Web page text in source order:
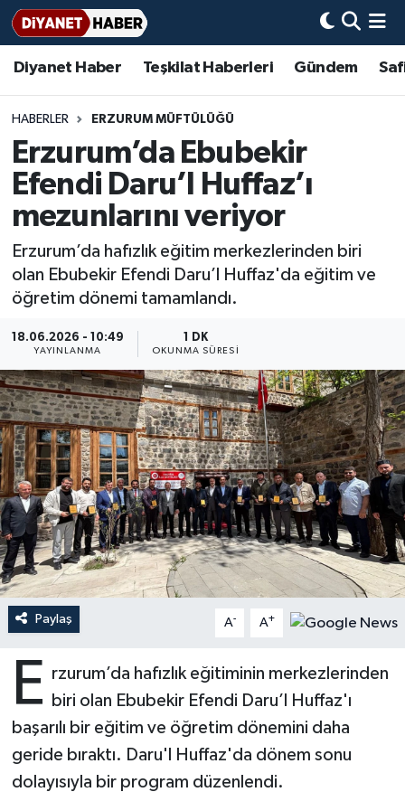
Diyanet Haber Teşkilat Haberleri Gündem
HABERLER ERZURUM MÜFTÜLÜĞÜ
Erzurum’da Ebubekir
Efendi Daru’l Huffaz’ı
mezunlarını veriyor
Erzurum’da hafızlık eğitim merkezlerinden biri
olan Ebubekir Efendi Daru’l Huffaz'da eğitim ve
öğretim dönemi tamamlandı.
18.06.2026 - 10:49
YAYINLANMA
1 DK
OKUNMA SÜRESI
Paylaş A- A+
E rzurum’da hafızlık eğitiminin merkezlerinden
biri olan Ebubekir Efendi Daru’l Huffaz'ı
başarılı bir eğitim ve öğretim dönemini daha
geride bıraktı. Daru'l Huffaz'da dönem sonu
dolayısıyla bir program düzenlendi.
Diyanet Haber
Teşkilat Haberleri
Adana Müftülüğü
Adıyaman Müftülüğü
Afyonkarahisar Müftülüğü
Ağrı Müftülüğü
Aksaray Müftülüğü
Amasya Müftülüğü
Ankara Müftülüğü
Antalya Müftülüğü
Ardahan Müftülüğü
Artvin Müftülüğü
Aydın Müftülüğü
Balıkesir Müftülüğü
Bartın Müftülüğü
Batman Müftülüğü
Bilecik Müftülüğü
Gündem
#Keşfet
Bir Ayet
Bir Hikaye
Biyografiler
Dini kavramlar
Diyanet Bilgi
Diyanet Takvimi
Dualar
Hadislerle İslam
Kudüs
Kurban
Mukabele
Peygamberimizin Hayatı
Ramazan
Sahabeler
Basında Bugün
DİYANET eKİTAP
Diyanet Dergi
Aile Dergisi
Aylık Dergi
TDV
Hutbeler
DİYANET AKADEMİ
DİYANET GENÇLİK
DİYANET RADYO/TV
DEPREM
Dünya
İmam Hatip Okulları
Kültür-Sanat
Başmakale
Hadis-i Şerifler
Hayat Okumaları
Nöbetçi Eczaneler
Hava Durumu
Ankara Namaz Vakitleri
Trafik Durumu
Süper Lig Puan Durumu ve Fikstür
Tüm Manşetler
Son Dakika Haberleri
Haber Arşivi